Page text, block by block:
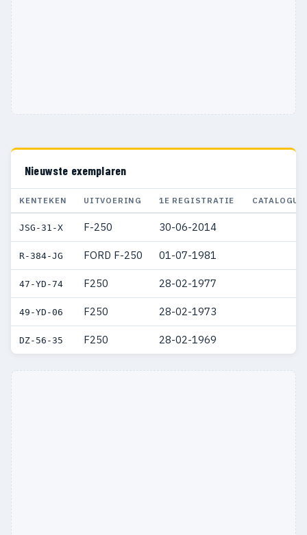
Nieuwste exemplaren
KENTEKEN UITVOERING 1E REGISTRATIE
JSG-31-X F-250 30-06-2014
R-384-JG FORD F-250 01-07-1981
47-YD-74 F250 28-02-1977
49-YD-06 F250 28-02-1973
DZ-56-35 F250 28-02-1969